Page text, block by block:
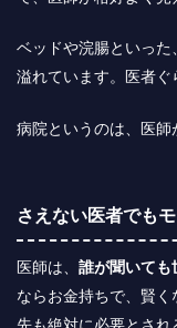
ベッドや浣腸といっ
溢れています。医者ぐ
病院というのは、医師
さえない医者でも
医師は、 誰が聞いても
ならお金持ちで、賢